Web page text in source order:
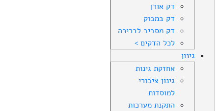
דק אורן
דק במבוק
דק מסביב לבריכה
לכל הדקים >
גינון
אחזקת גינות
גינון ציבורי
למוסדות
התקנת מערכות